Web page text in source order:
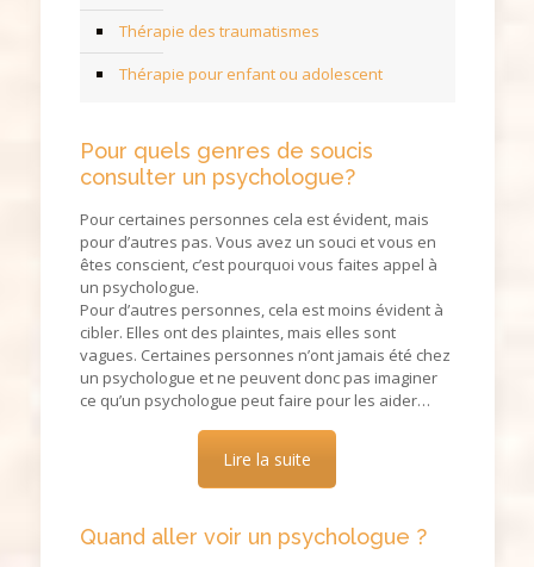
Thérapie des traumatismes
Thérapie pour enfant ou adolescent
Pour quels genres de soucis
consulter un psychologue?
Pour certaines personnes cela est évident, mais
pour d’autres pas. Vous avez un souci et vous en
êtes conscient, c’est pourquoi vous faites appel à
un psychologue.
Pour d’autres personnes, cela est moins évident à
cibler. Elles ont des plaintes, mais elles sont
vagues. Certaines personnes n’ont jamais été chez
un psychologue et ne peuvent donc pas imaginer
ce qu’un psychologue peut faire pour les aider…
Lire la suite
Quand aller voir un psychologue ?